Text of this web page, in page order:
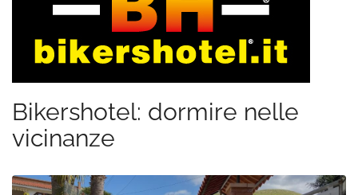
Bikershotel: dormire nelle
vicinanze